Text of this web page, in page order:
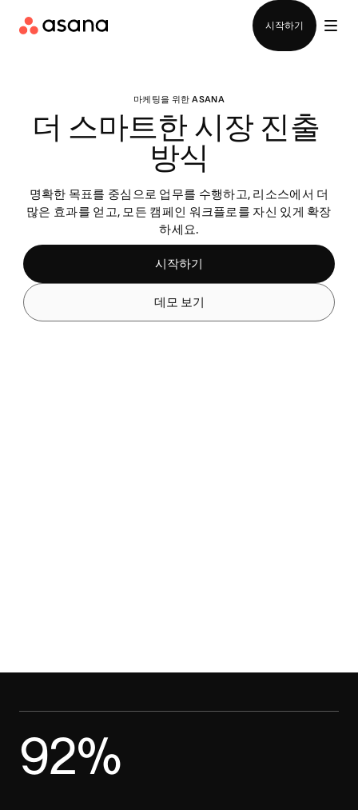
시작하기
마케팅을 위한 ASANA
더 스마트한 시장 진출
방식
명확한 목표를 중심으로 업무를 수행하고, 리소스에서 더
많은 효과를 얻고, 모든 캠페인 워크플로를 자신 있게 확장
하세요.
시작하기
데모 보기
92%